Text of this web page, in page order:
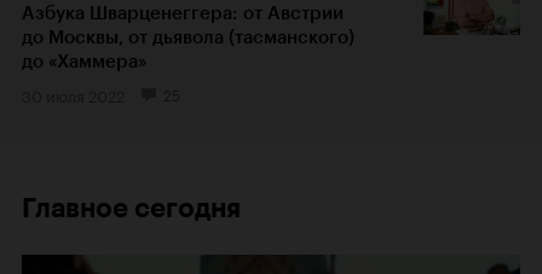
Азбука Шварценеггера: от Австрии
до Москвы, от дьявола (тасманского)
до «Хаммера»
Главное сегодня